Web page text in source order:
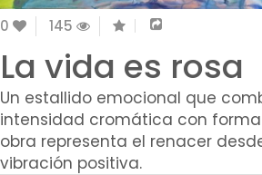
0 145
La vida es rosa
Un estallido emocional que
intensidad cromática con
obra representa el renacer
vibración positiva.